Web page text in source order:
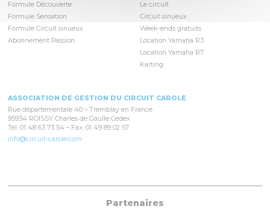
Formule Découverte
Formule Sensation
Formule Circuit sinueux
Abonnement Passion
Le circuit
Circuit sinueux
Week-ends gratuits
Location Yamaha R3
Location Yamaha R7
Karting
ASSOCIATION DE GESTION DU CIRCUIT CAROLE
Rue départementale 40 – Tremblay en France
95934 ROISSY Charles de Gaulle Cedex
Tél. 01 48 63 73 54 – Fax. 01 49 89 02 57
info@circuit-carole.com
Partenaires